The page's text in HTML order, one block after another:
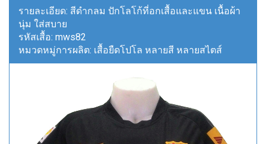
รายละเอียด: สีดำกลม ปักโลโก้ที่อกเสื้อและแขน เนื้อผ้า
นุ่ม ใส่สบาย
รหัสเสื้อ: mws82
หมวดหมู่การผลิต: เสื้อยืดโปโล หลายสี หลายสไตส์